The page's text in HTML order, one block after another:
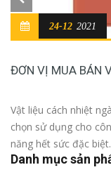
ĐƠN VỊ MUA BÁN
24-12 2021
Vật liệu cách nhiệt
chọn sử dụng cho
năng hết sức đặc biệt.
Danh mục sản